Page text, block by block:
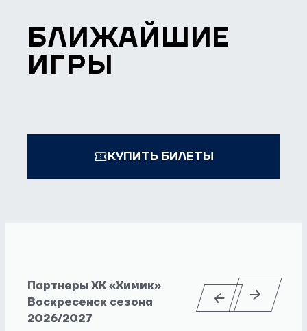
БЛИЖАЙШИЕ
ИГРЫ
КУПИТЬ БИЛЕТЫ
Партнеры ХК «Химик»
Воскресенск сезона
2026/2027